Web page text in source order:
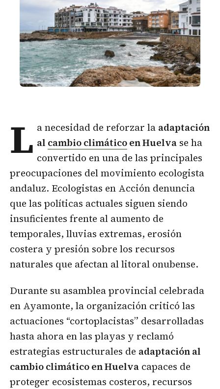
L a necesidad de reforzar la adaptación
al cambio climáticoen Huelva se ha
convertido en una de las principales
preocupaciones del movimiento ecologista
andaluz. Ecologistas en Acción denuncia
que las políticas actuales siguen siendo
insuficientes frente al aumento de
temporales, lluvias extremas, erosión
costera y presión sobre los recursos
naturales que afectan al litoral onubense.
Durante su asamblea provincial celebrada
en Ayamonte, la organización criticó las
actuaciones “cortoplacistas” desarrolladas
hasta ahora en las playas y reclamó
estrategias estructurales de adaptación al
cambio climático en Huelva capaces de
proteger ecosistemas costeros, recursos